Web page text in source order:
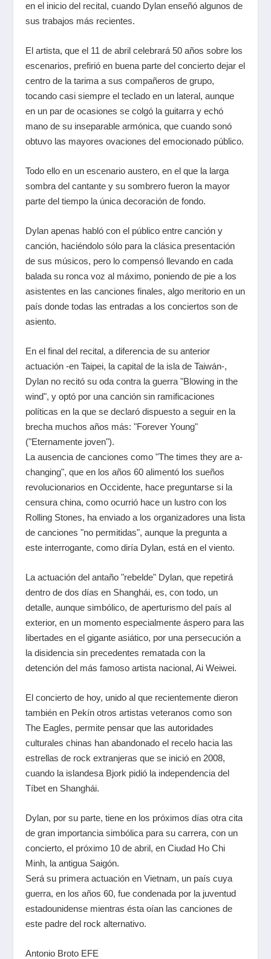
en el inicio del recital, cuando Dylan enseñó algunos de
sus trabajos más recientes.
El artista, que el 11 de abril celebrará 50 años sobre los
escenarios, prefirió en buena parte del concierto dejar el
centro de la tarima a sus compañeros de grupo,
tocando casi siempre el teclado en un lateral, aunque
en un par de ocasiones se colgó la guitarra y echó
mano de su inseparable armónica, que cuando sonó
obtuvo las mayores ovaciones del emocionado público.
Todo ello en un escenario austero, en el que la larga
sombra del cantante y su sombrero fueron la mayor
parte del tiempo la única decoración de fondo.
Dylan apenas habló con el público entre canción y
canción, haciéndolo sólo para la clásica presentación
de sus músicos, pero lo compensó llevando en cada
balada su ronca voz al máximo, poniendo de pie a los
asistentes en las canciones finales, algo meritorio en un
país donde todas las entradas a los conciertos son de
asiento.
En el final del recital, a diferencia de su anterior
actuación -en Taipei, la capital de la isla de Taiwán-,
Dylan no recitó su oda contra la guerra "Blowing in the
wind", y optó por una canción sin ramificaciones
políticas en la que se declaró dispuesto a seguir en la
brecha muchos años más: "Forever Young"
("Eternamente joven").
La ausencia de canciones como "The times they are a-
changing", que en los años 60 alimentó los sueños
revolucionarios en Occidente, hace preguntarse si la
censura china, como ocurrió hace un lustro con los
Rolling Stones, ha enviado a los organizadores una lista
de canciones "no permitidas", aunque la pregunta a
este interrogante, como diría Dylan, está en el viento.
La actuación del antaño "rebelde" Dylan, que repetirá
dentro de dos días en Shanghái, es, con todo, un
detalle, aunque simbólico, de aperturismo del país al
exterior, en un momento especialmente áspero para las
libertades en el gigante asiático, por una persecución a
la disidencia sin precedentes rematada con la
detención del más famoso artista nacional, Ai Weiwei.
El concierto de hoy, unido al que recientemente dieron
también en Pekín otros artistas veteranos como son
The Eagles, permite pensar que las autoridades
culturales chinas han abandonado el recelo hacia las
estrellas de rock extranjeras que se inició en 2008,
cuando la islandesa Bjork pidió la independencia del
Tíbet en Shanghái.
Dylan, por su parte, tiene en los próximos días otra cita
de gran importancia simbólica para su carrera, con un
concierto, el próximo 10 de abril, en Ciudad Ho Chi
Minh, la antigua Saigón.
Será su primera actuación en Vietnam, un país cuya
guerra, en los años 60, fue condenada por la juventud
estadounidense mientras ésta oían las canciones de
este padre del rock alternativo.
Antonio Broto EFE